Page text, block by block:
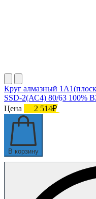
Круг алмазный
SSD-2(АС4) 80/63 100%
Цена
2 514₽
В корзину